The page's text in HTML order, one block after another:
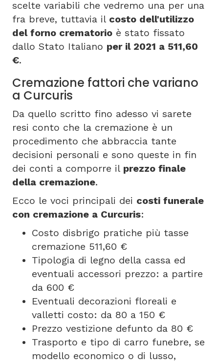
scelte variabili che vedremo una per una
fra breve, tuttavia il costo dell'utilizzo
del forno crematorio è stato fissato
dallo Stato Italiano per il 2021 a 511,60
€.
Cremazione fattori che variano
a Curcuris
Da quello scritto fino adesso vi sarete
resi conto che la cremazione è un
procedimento che abbraccia tante
decisioni personali e sono queste in fin
dei conti a comporre il prezzo finale
della cremazione.
Ecco le voci principali dei costi funerale
con cremazione a Curcuris:
Costo disbrigo pratiche più tasse
cremazione 511,60 €
Tipologia di legno della cassa ed
eventuali accessori prezzo: a partire
da 600 €
Eventuali decorazioni floreali e
valletti costo: da 80 a 150 €
Prezzo vestizione defunto da 80 €
Trasporto e tipo di carro funebre, se
modello economico o di lusso,